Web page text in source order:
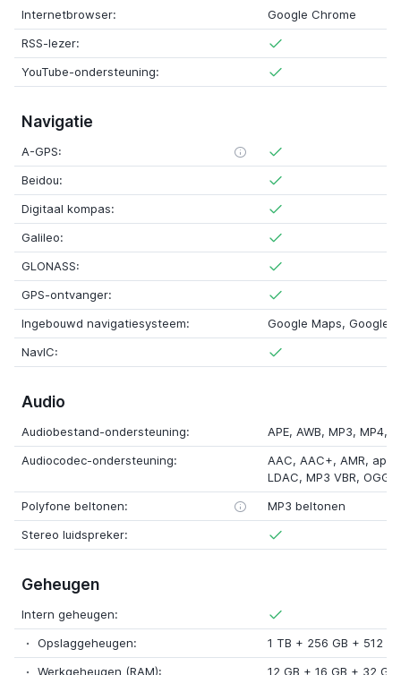
Internetbrowser:
Google Chrome
RSS-lezer:
YouTube-ondersteuning:
Navigatie
A-GPS:
Beidou:
Digitaal kompas:
Galileo:
GLONASS:
GPS-ontvanger:
Ingebouwd navigatiesysteem:
Google Maps, Google
NavIC:
Audio
Audiobestand-ondersteuning:
APE, AWB, MP3, MP4,
Audiocodec-ondersteuning:
AAC, AAC+, AMR,
LDAC, MP3 VBR, OGG
Polyfone beltonen:
MP3 beltonen
Stereo luidspreker:
Geheugen
Intern geheugen:
Opslaggeheugen:
1 TB + 256 GB + 512
Werkgeheugen (RAM):
12 GB + 16 GB + 32 GB